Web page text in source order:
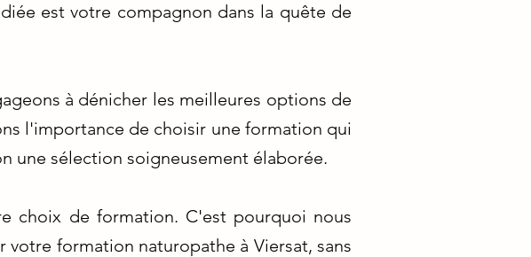
est votre compagnon dans la quête de
à dénicher les meilleures options de
l'importance de choisir une formation qui
une sélection soigneusement élaborée.
choix de formation. C'est pourquoi nous
formation naturopathe à Viersat, sans